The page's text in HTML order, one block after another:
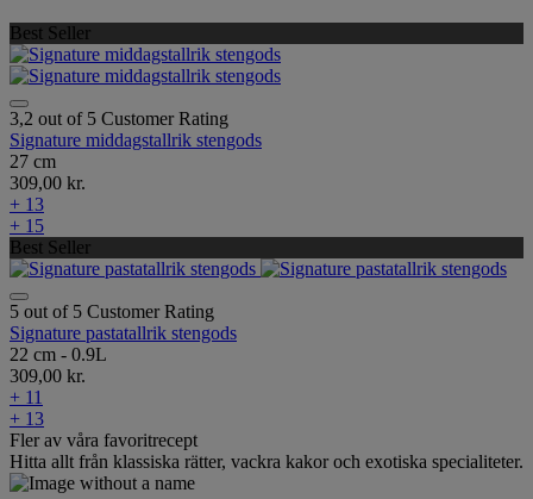
Best Seller
3,2 out of 5 Customer Rating
Signature middagstallrik stengods
27 cm
309,00 kr.
+ 13
+ 15
Best Seller
5 out of 5 Customer Rating
Signature pastatallrik stengods
22 cm - 0.9L
309,00 kr.
+ 11
+ 13
Fler av våra favoritrecept
Hitta allt från klassiska rätter, vackra kakor och exotiska specialiteter.